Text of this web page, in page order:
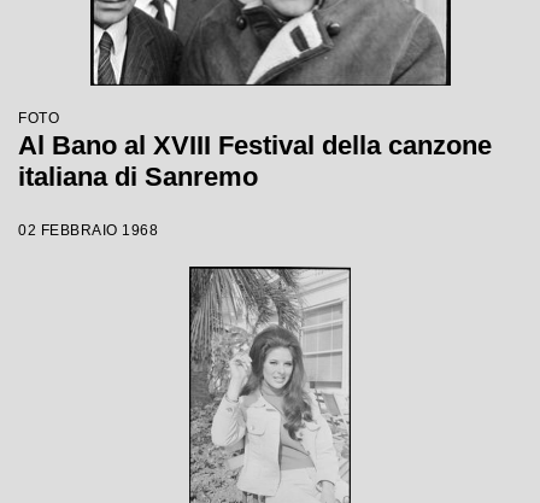
FOTO
Al Bano al XVIII Festival della canzone
italiana di Sanremo
02 FEBBRAIO 1968